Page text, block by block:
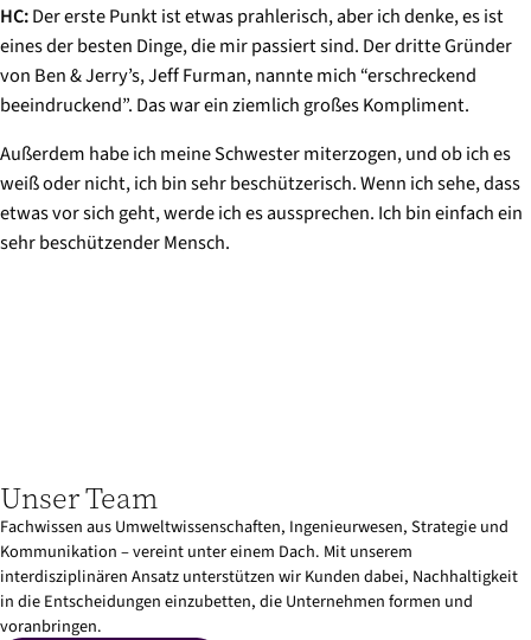
HC:Der erste Punkt ist etwas prahlerisch, aber ich denke, es ist
eines der besten Dinge, die mir passiert sind. Der dritte Gründer
von Ben & Jerry’s, Jeff Furman, nannte mich “erschreckend
beeindruckend”. Das war ein ziemlich großes Kompliment.
Außerdem habe ich meine Schwester miterzogen, und ob ich es
weiß oder nicht, ich bin sehr beschützerisch. Wenn ich sehe, dass
etwas vor sich geht, werde ich es aussprechen. Ich bin einfach ein
sehr beschützender Mensch.
Unser Team
Fachwissen aus Umweltwissenschaften, Ingenieurwesen, Strategie und
Kommunikation – vereint unter einem Dach. Mit unserem
interdisziplinären Ansatz unterstützen wir Kunden dabei, Nachhaltigkeit
in die Entscheidungen einzubetten, die Unternehmen formen und
voranbringen.